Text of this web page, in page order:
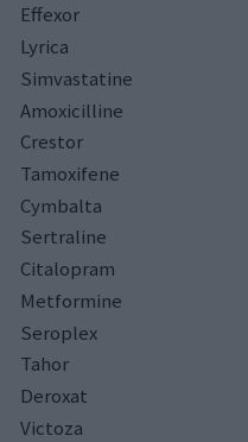
Effexor
Lyrica
Simvastatine
Amoxicilline
Crestor
Tamoxifene
Cymbalta
Sertraline
Citalopram
Metformine
Seroplex
Tahor
Deroxat
Victoza